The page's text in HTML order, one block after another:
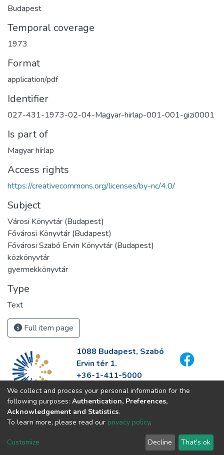
Budapest
Temporal coverage
1973
Format
application/pdf
Identifier
027-431-1973-02-04-Magyar-hirlap-001-001-gizi0001
Is part of
Magyar hírlap
Access rights
https://creativecommons.org/licenses/by-nc/4.0/
Subject
Városi Könyvtár (Budapest)
Fővárosi Könyvtár (Budapest)
Fővárosi Szabó Ervin Könyvtár (Budapest)
közkönyvtár
gyermekkönyvtár
Type
Text
Full item page
1088 Budapest, Szabó
Ervin tér 1.
+36-1-411-5000
info@fszek.hu
https://fszek.hu
We collect and process your personal information for the
following purposes: Authentication, Preferences,
Acknowledgement and Statistics.
To learn more, please read our privacy policy.
Customize Decline That's ok